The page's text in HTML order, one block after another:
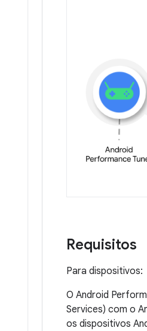
Requisitos
Para dispositivos:
O Android
Services) com o
os dispositivos